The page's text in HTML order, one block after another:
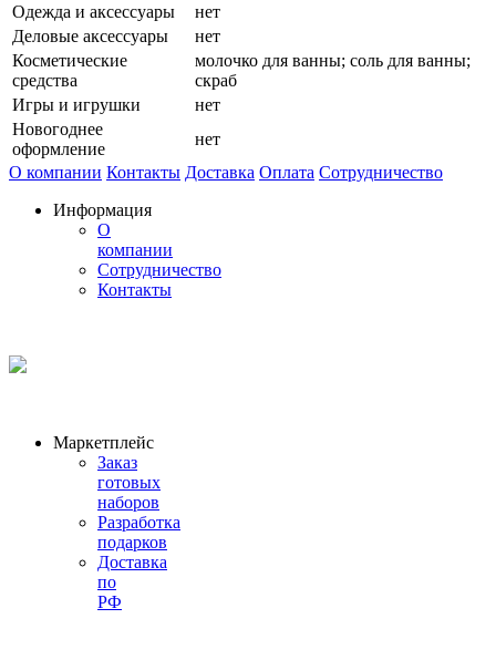
Одежда и аксессуары
нет
Деловые аксессуары
нет
Косметические
средства
молочко для ванны; соль для ванны;
скраб
Игры и игрушки
нет
Новогоднее
оформление
нет
О компании Контакты Доставка Оплата Сотрудничество
Информация
О
компании
Сотрудничество
Контакты
Маркетплейс
Заказ
готовых
наборов
Разработка
подарков
Доставка
по
РФ